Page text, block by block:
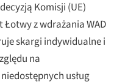
Komisji (UE)
Łotwy z wdrażania WAD
skargi indywidualne i
na
usług